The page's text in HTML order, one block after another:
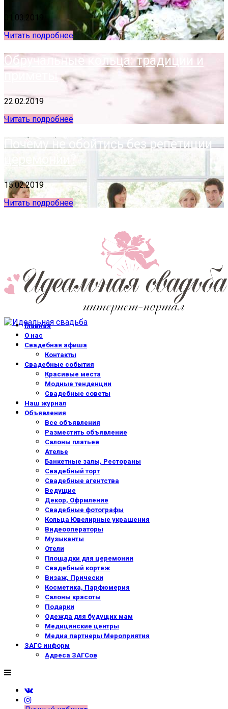
01.03.2019
Читать подробнее
Обручальные кольца: традиции и
приметы
22.02.2019
Читать подробнее
Почему не обойтись без репетиции
церемонии?
15.02.2019
Читать подробнее
Главная
О нас
Свадебная афиша
Контакты
Свадебные события
Красивые места
Модные тенденции
Свадебные советы
Наш журнал
Объявления
Все объявления
Разместить объявление
Салоны платьев
Ателье
Банкетные залы, Рестораны
Свадебный торт
Свадебные агентства
Ведущие
Декор, Офрмление
Свадебные фотографы
Кольца Ювелирные украшения
Видеооператоры
Музыканты
Отели
Площадки для церемонии
Свадебный кортеж
Визаж, Прически
Косметика, Парфюмерия
Салоны красоты
Подарки
Одежда для будущих мам
Медицинские центры
Медиа партнеры Мероприятия
ЗАГС информ
Адреса ЗАГСов